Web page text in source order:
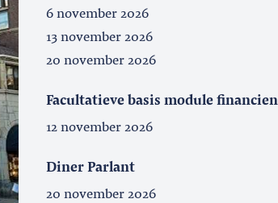
6 november 2026
13 november 2026
20 november 2026
Facultatieve basis module financien
12 november 2026
Diner Parlant
20 november 2026